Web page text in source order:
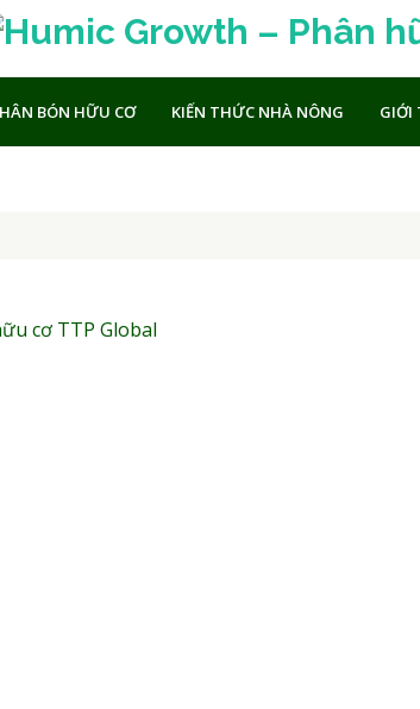
Phân hữu cơ nhập
BÓN HỮU CƠ KIẾN THỨC NHÀ NÔNG GIỚI